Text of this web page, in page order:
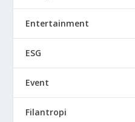
Entertainment
ESG
Event
Filantropi